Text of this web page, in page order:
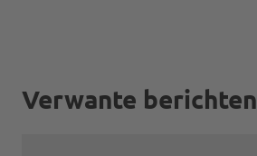
Verwante berichten